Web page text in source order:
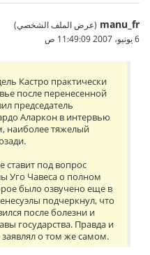
manu_fr (عرض الملف الشخصي)
6 يونيو، 2007 11:49:09 ص
Кастро практически
после перенесенной
председатель
Аларкон в интервью
наиболее тяжелый
ставит под вопрос
Уго Чавеса о полном
было озвучено еще в
подчеркнул, что
после болезни и
государства. Правда и
заявлял о том же самом.